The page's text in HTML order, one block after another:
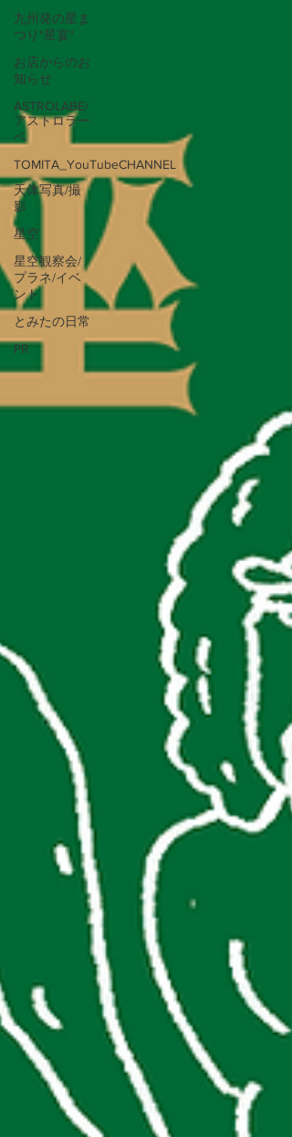
九州発の星ま
つり"星宴"
お店からのお
知らせ
ASTROLABE/
アストロラー
ベ
TOMITA_YouTubeCHANNEL
天体写真/撮
影
星空
星空観察会/
プラネ/イベ
ント
とみたの日常
PR